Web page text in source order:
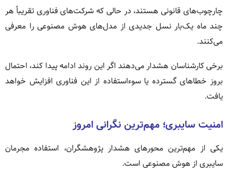
چارچوب‌های قانونی هستند، در حالی که شرکت‌های فناوری تقریباً هر
چند ماه یک‌بار نسل جدیدی از مدل‌های هوش مصنوعی را معرفی
می‌کنند.
برخی کارشناسان هشدار می‌دهند اگر این روند ادامه پیدا کند، احتمال
بروز خطاهای گسترده یا سوءاستفاده از این فناوری افزایش خواهد
یافت.
امنیت سایبری؛ مهم‌ترین نگرانی امروز
یکی از مهم‌ترین محورهای هشدار پژوهشگران، استفاده مجرمان
سایبری از هوش مصنوعی است.